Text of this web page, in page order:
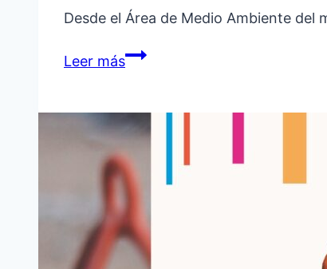
Desde el Área de Medio Ambiente
Leer másCONTINÚA
DE
PLANTINES
EN
CEAR